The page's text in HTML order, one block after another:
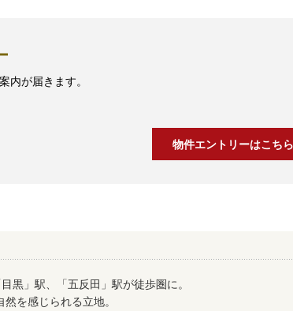
内が届きます。
物件エントリーはこちら
黒」駅、「五反田」駅が徒歩圏に。
を感じられる立地。